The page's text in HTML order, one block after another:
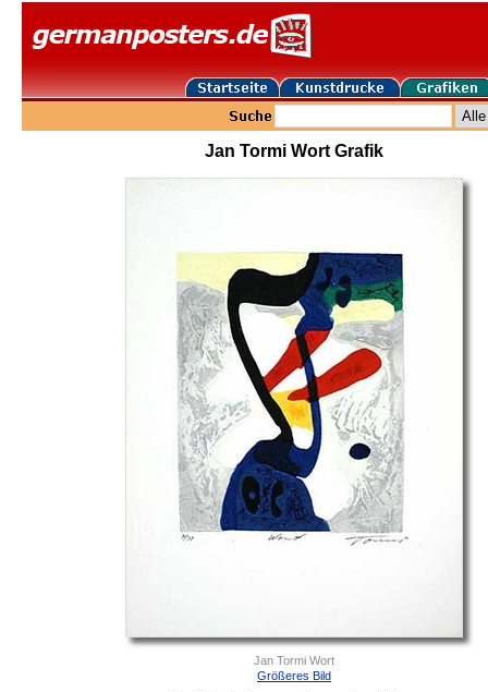
Jan Tormi Wort Grafik
Jan Tormi Wort
Größeres Bild